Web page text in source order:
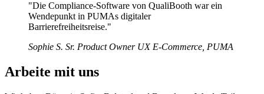
"Die Compliance-Software von QualiBooth war ein
Wendepunkt in PUMAs digitaler
Barrierefreiheitsreise."
Sophie S. Sr. Product Owner UX E-Commerce, PUMA
Arbeite mit uns